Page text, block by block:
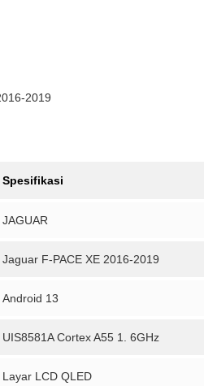
2019
Spesifikasi
JAGUAR
Jaguar F-PACE XE 2016-2019
Android 13
UIS8581A Cortex A55 1. 6GHz
Layar LCD QLED